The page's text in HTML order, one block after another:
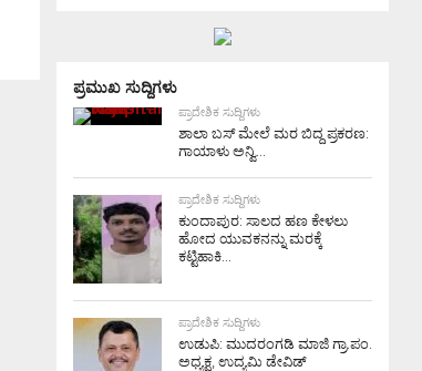
ಪ್ರಮುಖ ಸುದ್ದಿಗಳು
ಪ್ರಾದೇಶಿಕ ಸುದ್ದಿಗಳು
ಶಾಲಾ ಬಸ್ ಮೇಲೆ ಮರ ಬಿದ್ದ ಪ್ರಕರಣ:
ಗಾಯಾಳು ಅನ್ವಿ...
ಪ್ರಾದೇಶಿಕ ಸುದ್ದಿಗಳು
ಕುಂದಾಪುರ: ಸಾಲದ ಹಣ ಕೇಳಲು
ಹೋದ ಯುವಕನನ್ನು ಮರಕ್ಕೆ
ಕಟ್ಟಿಹಾಕಿ...
ಪ್ರಾದೇಶಿಕ ಸುದ್ದಿಗಳು
ಉಡುಪಿ: ಮುದರಂಗಡಿ ಮಾಜಿ ಗ್ರಾ.ಪಂ.
ಅಧ್ಯಕ್ಷ, ಉದ್ಯಮಿ ಡೇವಿಡ್